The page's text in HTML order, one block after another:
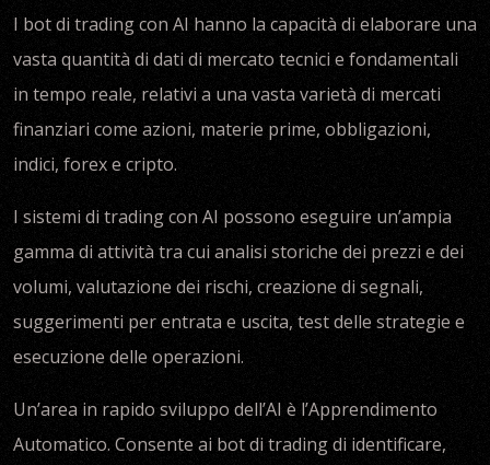
I bot di trading con AI hanno la capacità di elaborare una
vasta quantità di dati di mercato tecnici e fondamentali
in tempo reale, relativi a una vasta varietà di mercati
finanziari come azioni, materie prime, obbligazioni,
indici, forex e cripto.
I sistemi di trading con AI possono eseguire un’ampia
gamma di attività tra cui analisi storiche dei prezzi e dei
volumi, valutazione dei rischi, creazione di segnali,
suggerimenti per entrata e uscita, test delle strategie e
esecuzione delle operazioni.
Un’area in rapido sviluppo dell’AI è l’Apprendimento
Automatico. Consente ai bot di trading di identificare,